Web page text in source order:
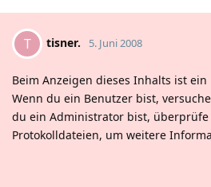
T tisner. 5. Juni 2008
Beim Anzeigen dieses Inhalts ist
Wenn du ein Benutzer bist,
du ein Administrator bist, überprüfe
Protokolldateien, um weitere